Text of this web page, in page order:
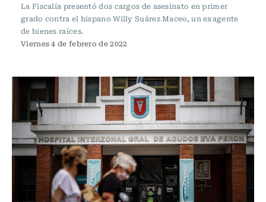
La Fiscalía presentó dos cargos de asesinato en primer
grado contra el hispano Willy Suárez Maceo, un exagente
de bienes raíces.
Viernes 4 de febrero de 2022